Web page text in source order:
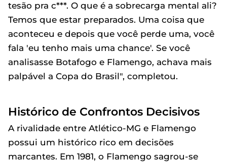
tesão pra c***. O que é a sobrecarga mental ali?
Temos que estar preparados. Uma coisa que
aconteceu e depois que você perde uma, você
fala 'eu tenho mais uma chance'. Se você
analisasse Botafogo e Flamengo, achava mais
palpável a Copa do Brasil", completou.
Histórico de Confrontos Decisivos
A rivalidade entre Atlético-MG e Flamengo
possui um histórico rico em decisões
marcantes. Em 1981, o Flamengo sagrou-se